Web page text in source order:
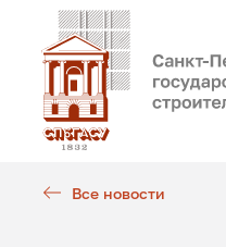
Все новости